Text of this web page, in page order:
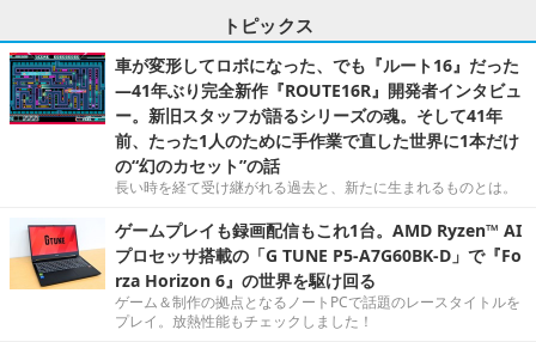
トピックス
車が変形してロボになった、でも『ルート16』だった
―41年ぶり完全新作『ROUTE16R』開発者インタビュ
ー。新旧スタッフが語るシリーズの魂。そして41年
前、たった1人のために手作業で直した世界に1本だけ
の“幻のカセット”の話
長い時を経て受け継がれる過去と、新たに生まれるものとは。
ゲームプレイも録画配信もこれ1台。AMD Ryzen™ AI
プロセッサ搭載の「G TUNE P5-A7G60BK-D」で『Fo
rza Horizon 6』の世界を駆け回る
ゲーム＆制作の拠点となるノートPCで話題のレースタイトルを
プレイ。放熱性能もチェックしました！